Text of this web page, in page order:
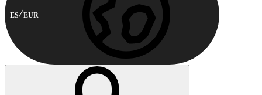
ES EUR